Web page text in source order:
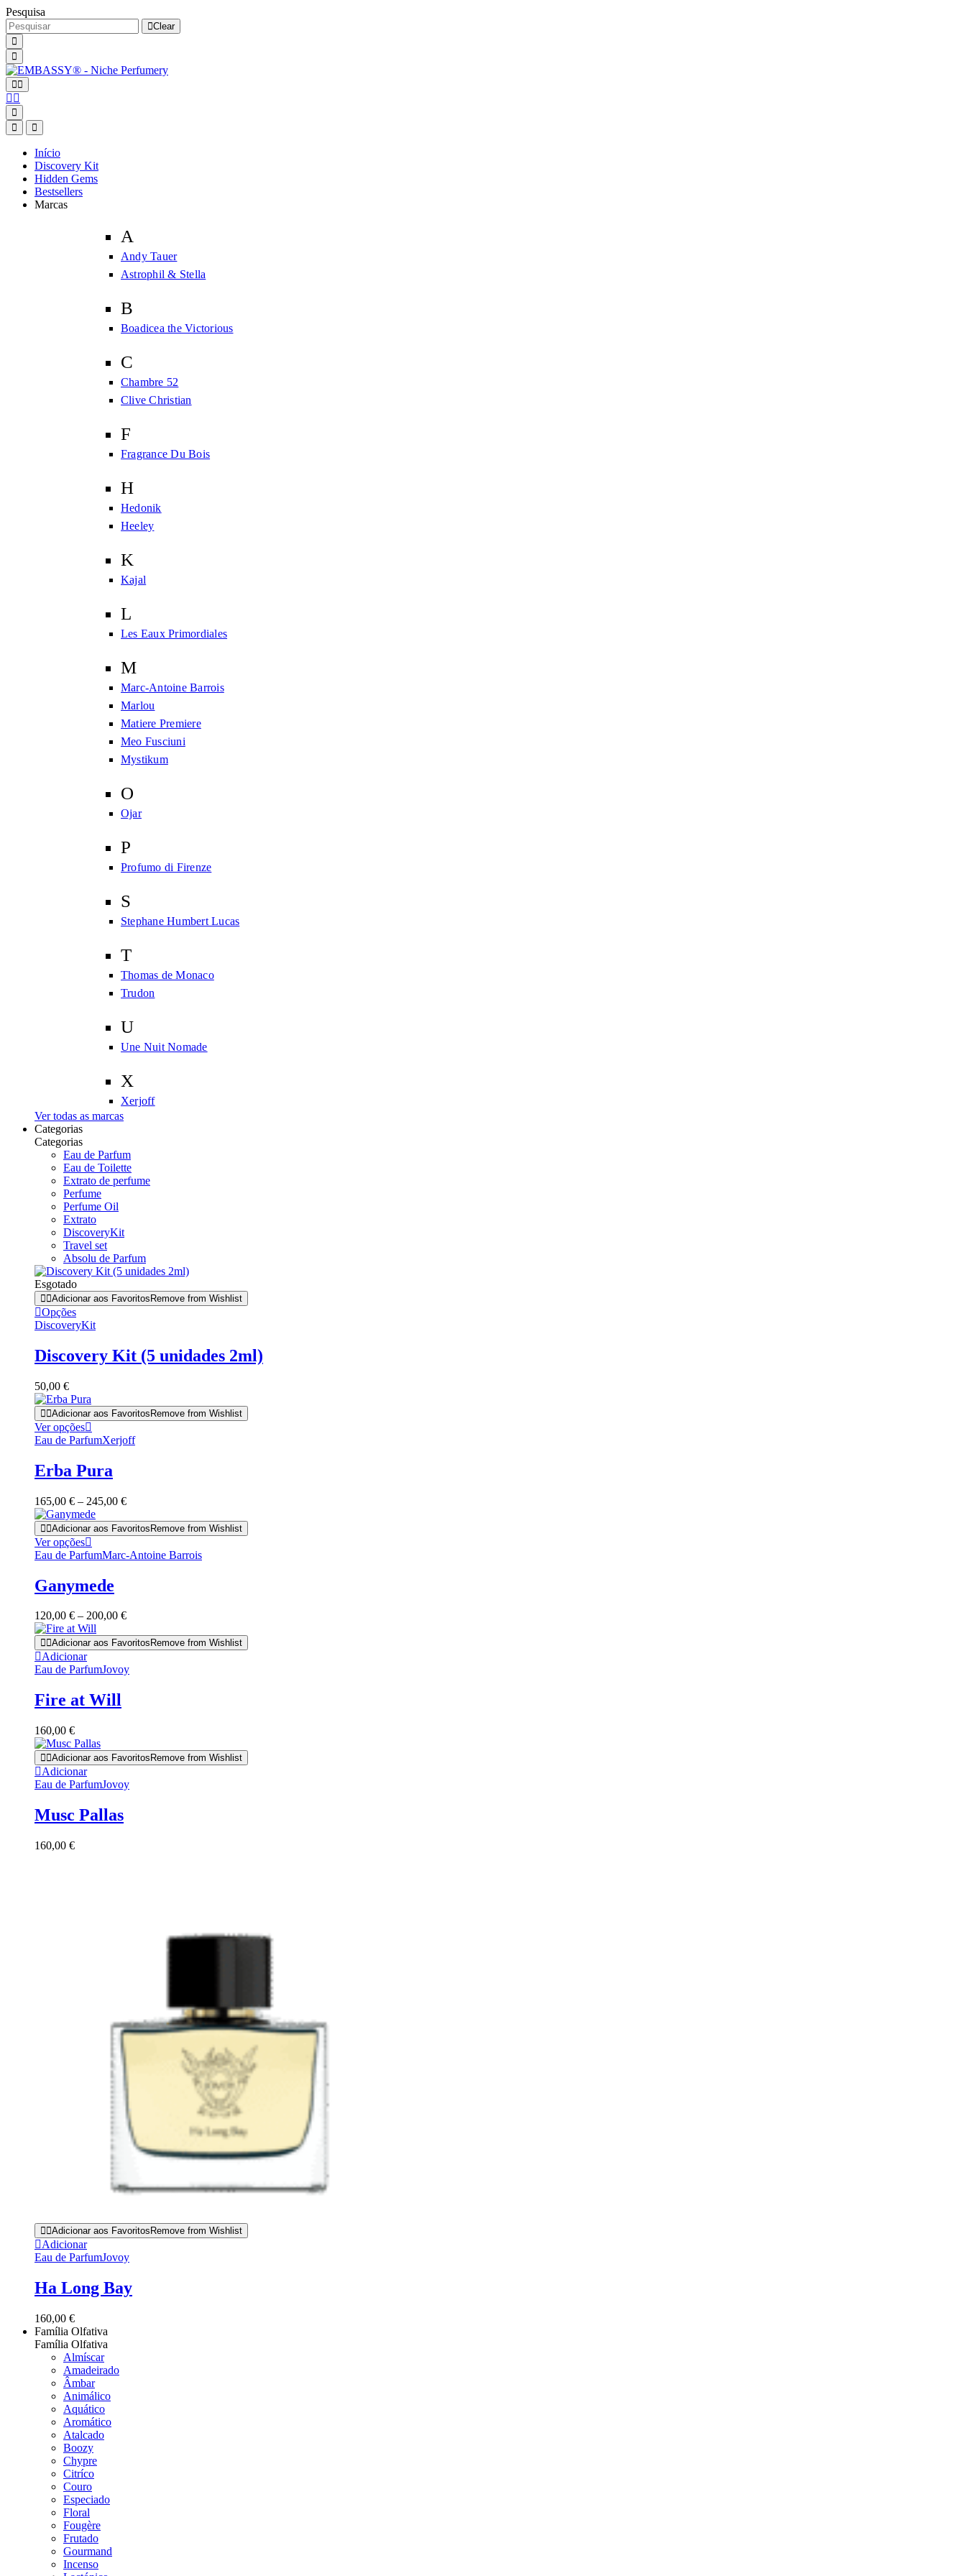
Pesquisa
Clear
Início
Discovery Kit
Hidden Gems
Bestsellers
Marcas
A
Andy Tauer
Astrophil & Stella
B
Boadicea the Victorious
C
Chambre 52
Clive Christian
F
Fragrance Du Bois
H
Hedonik
Heeley
K
Kajal
L
Les Eaux Primordiales
M
Marc-Antoine Barrois
Marlou
Matiere Premiere
Meo Fusciuni
Mystikum
O
Ojar
P
Profumo di Firenze
S
Stephane Humbert Lucas
T
Thomas de Monaco
Trudon
U
Une Nuit Nomade
X
Xerjoff
Ver todas as marcas
Categorias
Categorias
Eau de Parfum
Eau de Toilette
Extrato de perfume
Perfume
Perfume Oil
Extrato
DiscoveryKit
Travel set
Absolu de Parfum
Esgotado
Adicionar aos Favoritos Remove from Wishlist
Opções
DiscoveryKit
Discovery Kit (5 unidades 2ml)
50,00 €
Adicionar aos Favoritos Remove from Wishlist
Ver opções
product
variants.
options
may
be
on
product
page
Eau de ParfumXerjoff
Erba Pura
165,00 € – 245,00 €Price
165,00 €
through
245,00 €
Adicionar aos FavoritosRemove from Wishlist
Ver opções
product
multiple
variants.
options
may
be
on
product
page
Eau de ParfumMarc-Antoine Barrois
Ganymede
120,00 € – 200,00 €Price
120,00 €
through
200,00 €
Adicionar aos Favoritos Remove from Wishlist
Adicionar
Eau de ParfumJovoy
Fire at Will
160,00 €
Adicionar aos Favoritos Remove from Wishlist
Adicionar
Eau de ParfumJovoy
Musc Pallas
160,00 €
Adicionar aos Favoritos Remove from Wishlist
Adicionar
Eau de ParfumJovoy
Ha Long Bay
160,00 €
Família Olfativa
Família Olfativa
Almíscar
Amadeirado
Âmbar
Animálico
Aquático
Aromático
Atalcado
Boozy
Chypre
Citríco
Couro
Especiado
Floral
Fougère
Frutado
Gourmand
Incenso